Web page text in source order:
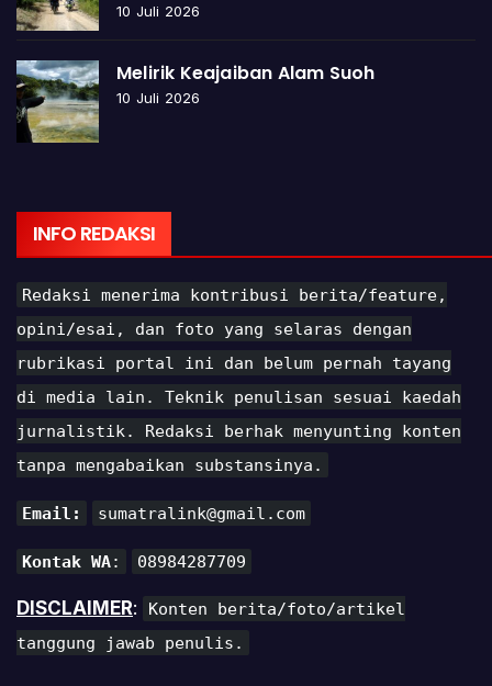
10 Juli 2026
Melirik Keajaiban Alam Suoh
10 Juli 2026
INFO REDAKSI
Redaksi menerima kontribusi berita/feature,
opini/esai, dan foto yang selaras dengan
rubrikasi portal ini dan belum pernah tayang
di media lain. Teknik penulisan sesuai kaedah
jurnalistik. Redaksi berhak menyunting konten
tanpa mengabaikan substansinya.
Email: sumatralink@gmail.com
Kontak WA: 08984287709
DISCLAIMER:
Konten berita/foto/artikel
tanggung jawab penulis.